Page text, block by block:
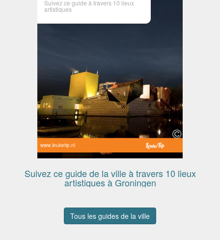
Suivez ce guide à travers 10 lieux
artistiques
www.leuketip.nl
Suivez ce guide de la ville à travers 10 lieux
artistiques à Groningen
Tous les guides de la ville